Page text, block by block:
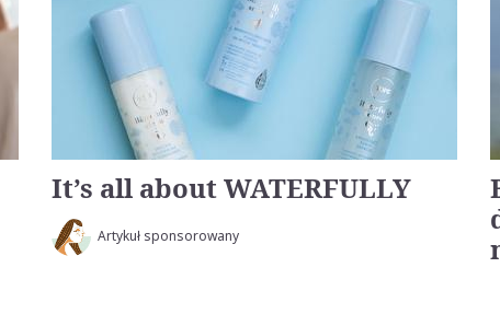
It’s all about WATERFULLY
Artykuł sponsorowany